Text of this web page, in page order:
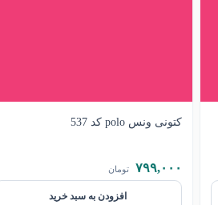
کتونی ونس polo کد 537
۷۹۹,۰۰۰ تومان
افزودن به سبد خرید